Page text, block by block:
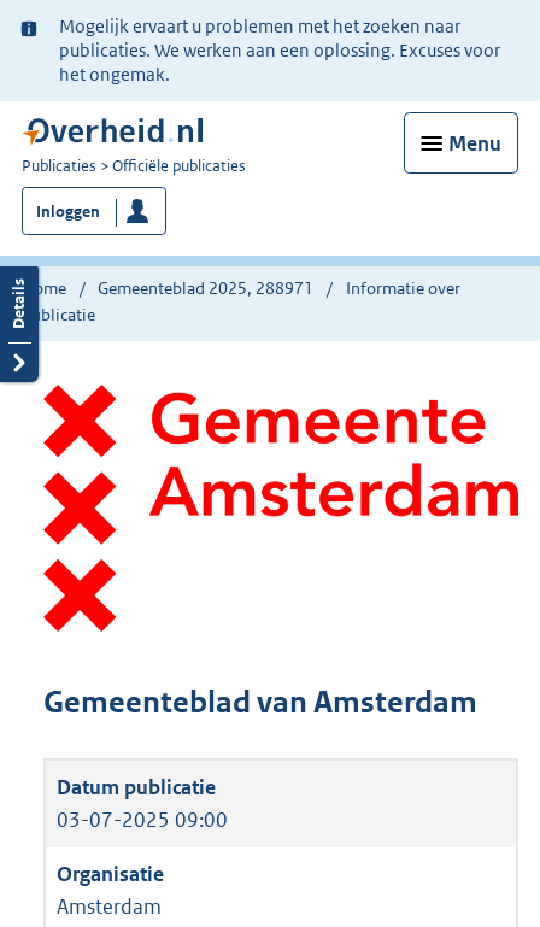
Ter
informatie:
Mogelijk ervaart u problemen met het zoeken naar
publicaties. We werken aan een oplossing. Excuses voor
het ongemak.
Menu
U
bent
nu
hier:
Publicaties Officiële publicaties
Inloggen
Home Gemeenteblad 2025, 288971
Informatie over
publicatie
Gemeenteblad van Amsterdam
03-07-2025 09:00
Amsterdam